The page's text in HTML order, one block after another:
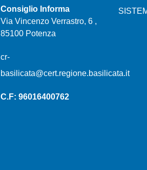
Consiglio Informa
Via Vincenzo Verrastro, 6 ,
85100 Potenza
cr-
basilicata@cert.regione.basilicata.it
C.F: 96016400762